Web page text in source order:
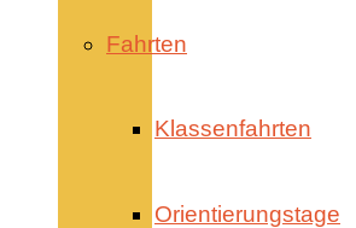
Fahrten
Klassenfahrten
Orientierungstage